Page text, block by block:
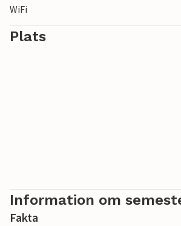
WiFi
Plats
Information om
Fakta